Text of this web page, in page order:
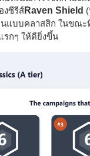
งซีรีส์Raven Shield
นแบบคลาสสิก ในขณะ
รกๆ ให้ดียิ่งขึ้น